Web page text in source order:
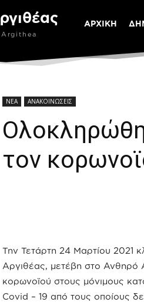
ΑΡΧΙΚΗ
ΝΕΑ ΑΝΑΚΟΙΝΩΣΕΙΣ
τον
Την Τετάρτη 24 Μαρτίου 2021
Αργιθέας, μετέβη στο Ανθηρό
κορωνοϊού στους μόνιμους
Covid – 19 από τους οποίους